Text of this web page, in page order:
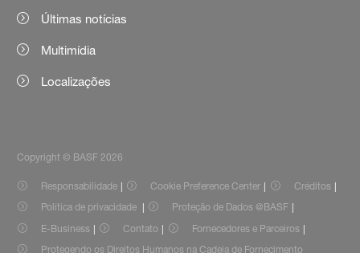
Últimas notícias
Multimídia
Localizações
Copyright © BASF 2026
Responsabilidade Cookie Preference Center
Créditos
Política de privacidade
Proteção de Dados @BASF
E-Business
Contato
Fornecedores e Parceiros
Protegendo os Direitos Humanos na Cadeia de Fornecimento